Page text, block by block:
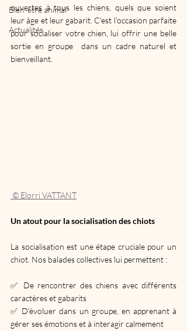
Bien-être animal
Actualités
ouvertes à tous les chiens, quels que soient
leur âge et leur gabarit. C’est l’occasion parfaite
pour socialiser votre chien, lui offrir une belle
sortie en groupe  dans un cadre naturel et
bienveillant.
© Elorri VATTANT
Un atout pour la socialisation des chiots
La socialisation est une étape cruciale pour un
chiot. Nos balades collectives lui permettent :
✅ De rencontrer des chiens avec différents
caractères et gabarits
✅ D’évoluer dans un groupe, en apprenant à
gérer ses émotions et à interagir calmement